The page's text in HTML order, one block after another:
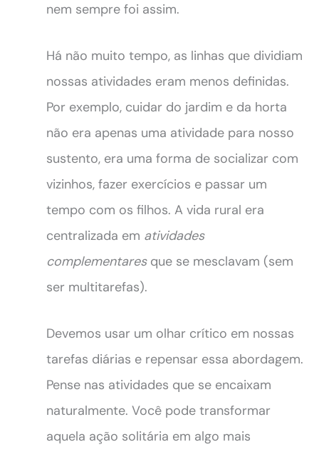
nem sempre foi assim.
Há não muito tempo, as linhas que dividiam
nossas atividades eram menos definidas.
Por exemplo, cuidar do jardim e da horta
não era apenas uma atividade para nosso
sustento, era uma forma de socializar com
vizinhos, fazer exercícios e passar um
tempo com os filhos. A vida rural era
centralizada em atividades
complementaresque se mesclavam (sem
ser multitarefas).
Devemos usar um olhar crítico em nossas
tarefas diárias e repensar essa abordagem.
Pense nas atividades que se encaixam
naturalmente. Você pode transformar
aquela ação solitária em algo mais